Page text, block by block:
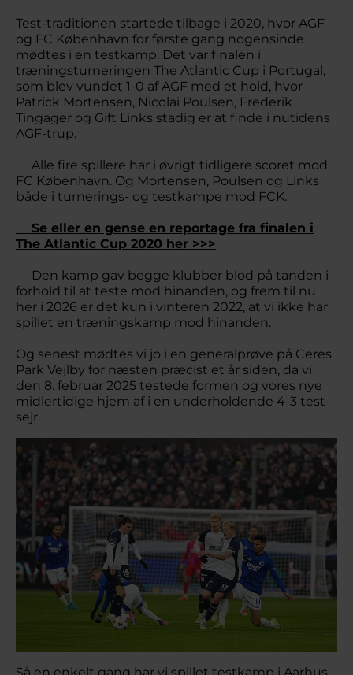
Test-traditionen startede tilbage i 2020, hvor AGF
og FC København for første gang nogensinde
mødtes i en testkamp. Det var finalen i
træningsturneringen The Atlantic Cup i Portugal,
som blev vundet 1-0 af AGF med et hold, hvor
Patrick Mortensen, Nicolai Poulsen, Frederik
Tingager og Gift Links stadig er at finde i nutidens
AGF-trup.
Alle fire spillere har i øvrigt tidligere scoret mod
FC København. Og Mortensen, Poulsen og Links
både i turnerings- og testkampe mod FCK.
Se eller en gense en reportage fra finalen i
The Atlantic Cup 2020 her >>>
Den kamp gav begge klubber blod på tanden i
forhold til at teste mod hinanden, og frem til nu
her i 2026 er det kun i vinteren 2022, at vi ikke har
spillet en træningskamp mod hinanden.
Og senest mødtes vi jo i en generalprøve på Ceres
Park Vejlby for næsten præcist et år siden, da vi
den 8. februar 2025 testede formen og vores nye
midlertidige hjem af i en underholdende 4-3 test-
sejr.